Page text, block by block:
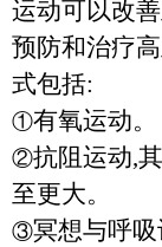
运动可以改
预防和治疗
式包括:
①有氧运动。
②抗阻运动,
至更大。
③冥想与呼